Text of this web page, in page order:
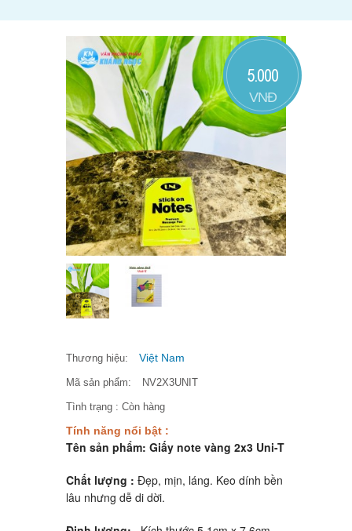
5.000
VNĐ
Thương hiệu: Việt Nam
Mã sản phẩm: NV2X3UNIT
Tình trạng : Còn hàng
Tính năng nổi bật :
Tên sản phẩm: Giấy note vàng 2x3 Uni-T
Chất lượng : Đẹp, mịn, láng. Keo dính bền
lâu nhưng dễ di dời.